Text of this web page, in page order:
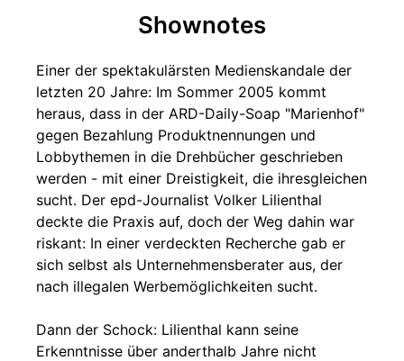
Shownotes
Einer der spektakulärsten Medienskandale der
letzten 20 Jahre: Im Sommer 2005 kommt
heraus, dass in der ARD-Daily-Soap "Marienhof"
gegen Bezahlung Produktnennungen und
Lobbythemen in die Drehbücher geschrieben
werden - mit einer Dreistigkeit, die ihresgleichen
sucht. Der epd-Journalist Volker Lilienthal
deckte die Praxis auf, doch der Weg dahin war
riskant: In einer verdeckten Recherche gab er
sich selbst als Unternehmensberater aus, der
nach illegalen Werbemöglichkeiten sucht.
Dann der Schock: Lilienthal kann seine
Erkenntnisse über anderthalb Jahre nicht